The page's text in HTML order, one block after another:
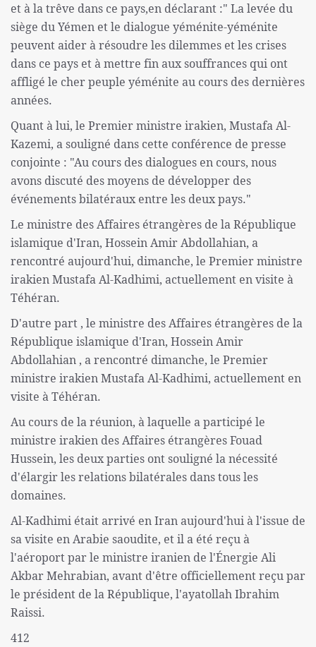
et à la trêve dans ce pays,en déclarant :" La levée du
siège du Yémen et le dialogue yéménite-yéménite
peuvent aider à résoudre les dilemmes et les crises
dans ce pays et à mettre fin aux souffrances qui ont
affligé le cher peuple yéménite au cours des dernières
années.
Quant à lui, le Premier ministre irakien, Mustafa Al-
Kazemi, a souligné dans cette conférence de presse
conjointe : "Au cours des dialogues en cours, nous
avons discuté des moyens de développer des
événements bilatéraux entre les deux pays."
Le ministre des Affaires étrangères de la République
islamique d'Iran, Hossein Amir Abdollahian, a
rencontré aujourd'hui, dimanche, le Premier ministre
irakien Mustafa Al-Kadhimi, actuellement en visite à
Téhéran.
D'autre part , le ministre des Affaires étrangères de la
République islamique d'Iran, Hossein Amir
Abdollahian , a rencontré dimanche, le Premier
ministre irakien Mustafa Al-Kadhimi, actuellement en
visite à Téhéran.
Au cours de la réunion, à laquelle a participé le
ministre irakien des Affaires étrangères Fouad
Hussein, les deux parties ont souligné la nécessité
d'élargir les relations bilatérales dans tous les
domaines.
Al-Kadhimi était arrivé en Iran aujourd'hui à l'issue de
sa visite en Arabie saoudite, et il a été reçu à
l'aéroport par le ministre iranien de l'Énergie Ali
Akbar Mehrabian, avant d'être officiellement reçu par
le président de la République, l'ayatollah Ibrahim
Raissi.
412